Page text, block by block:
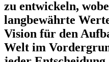
zu entwickeln,
langbewährte
Vision für den
Welt im